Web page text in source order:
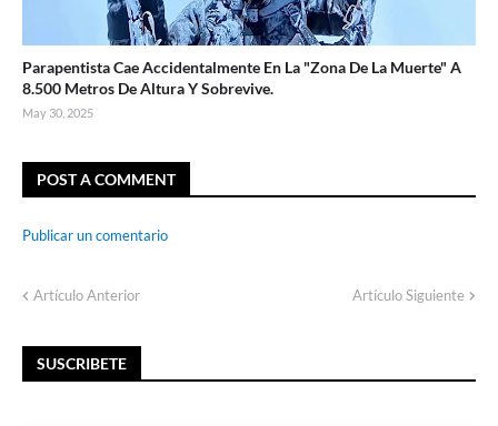
Parapentista Cae Accidentalmente En La "Zona De La Muerte" A
8.500 Metros De Altura Y Sobrevive.
May 30, 2025
POST A COMMENT
Publicar un comentario
Artículo Anterior Artículo Siguiente
SUSCRIBETE